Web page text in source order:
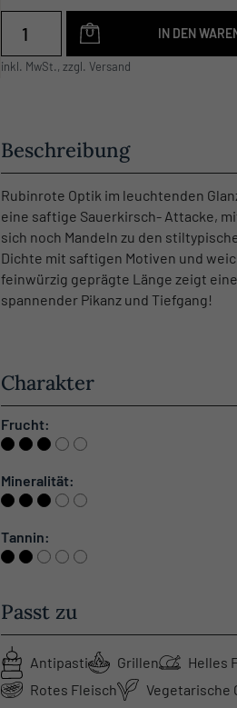
IN DEN
inkl. MwSt., zzgl. Versand
Beschreibung
Rubinrote Optik im leuchtenden
eine saftige Sauerkirsch- Attacke,
sich noch Mandeln zu den
Dichte mit saftigen Motiven und
feinwürzig geprägte Länge zeigt
spannender Pikanz und Tiefgang!
Charakter
Frucht:
Mineralität:
Tannin:
Passt zu
Antipasti Grillen Helles
Rotes Fleisch
Vegetarische